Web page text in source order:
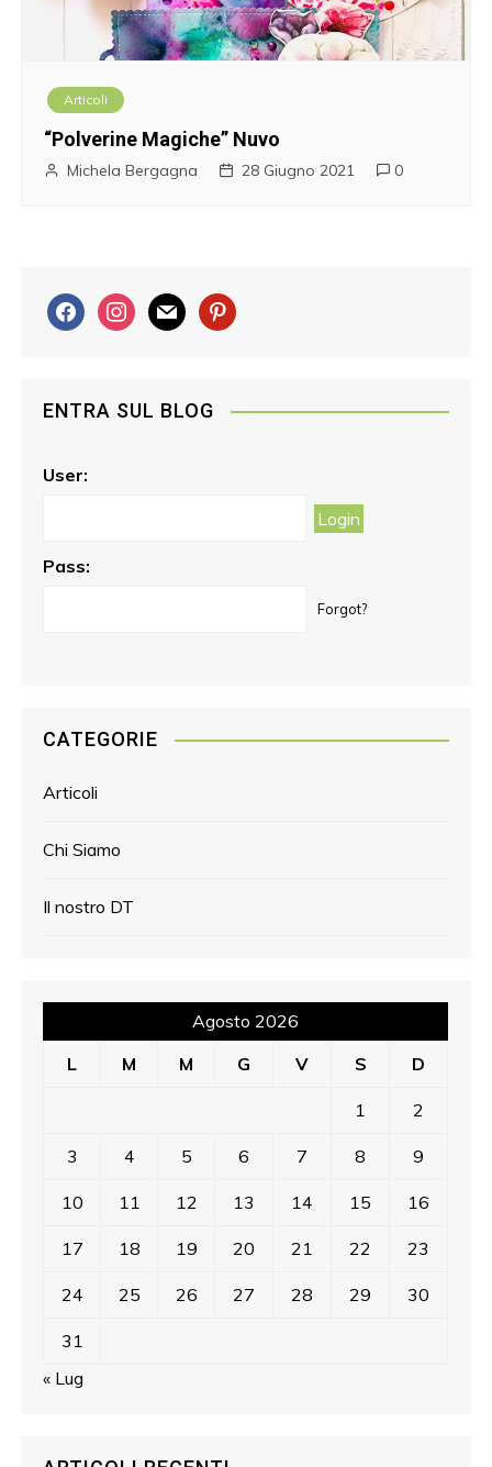
Articoli
“Polverine Magiche” Nuvo
Michela Bergagna 28 Giugno 2021 0
f
a
b
o
i
n
a
m
a
p
e
ENTRA SUL BLOG
User:
Pass:
Forgot?
CATEGORIE
Articoli
Chi Siamo
Il nostro DT
Agosto 2026
L
M M G V S D
1 2
3 4 5 6 7 8 9
10 11 12 13 14 15 16
17 18 19 20 21 22 23
24 25 26 27 28 29 30
31
« Lug